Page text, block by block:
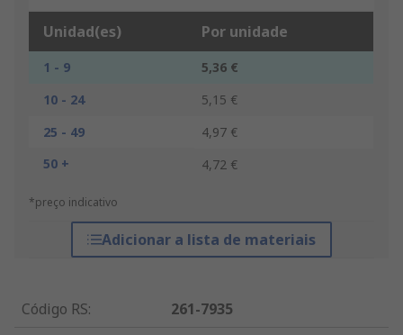
Unidad(es) Por unidade
1 - 9
5,36 €
10 - 24
5,15 €
25 - 49
4,97 €
50 +
4,72 €
*preço indicativo
Adicionar a lista de materiais
Código RS:
261-7935